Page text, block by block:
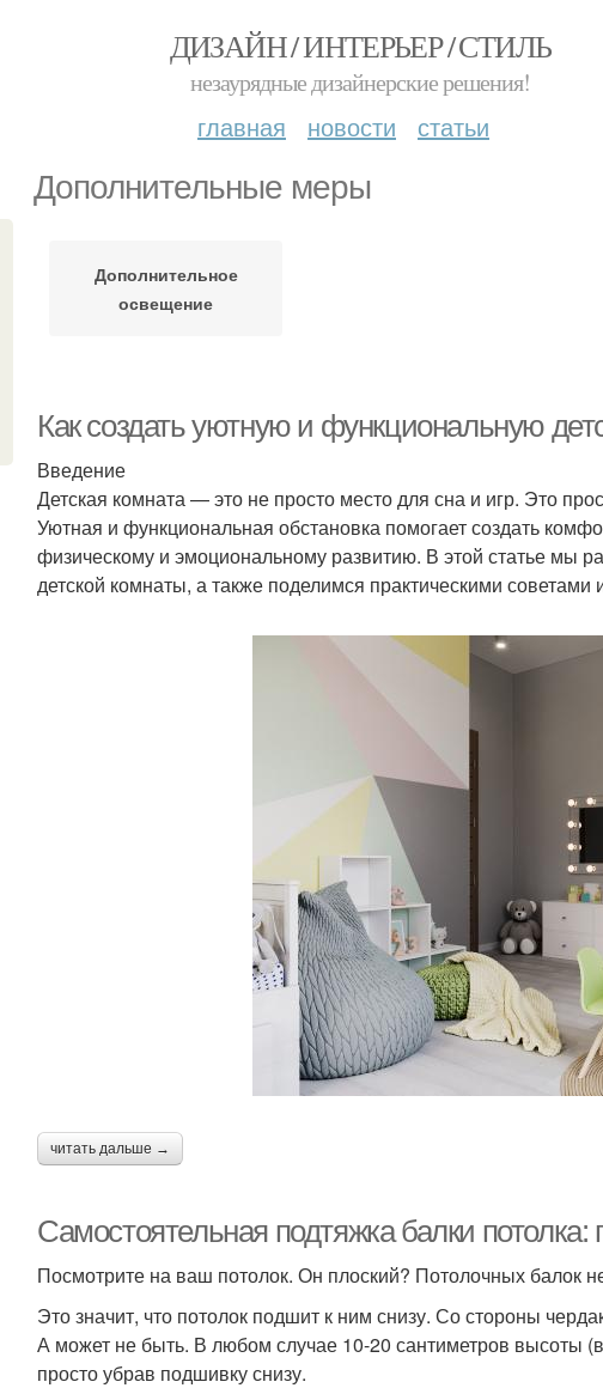
ДИЗАЙН / ИНТЕРЬЕР / СТИЛЬ
незаурядные дизайнерские решения!
главная новости статьи
Дополнительные меры
Дополнительное
освещение
Как создать уютную и функциональную
Введение
Детская комната — это не просто место для сна и игр. Это
Уютная и функциональная обстановка помогает создать
физическому и эмоциональному развитию. В этой статье мы
детской комнаты, а также поделимся практическими
читать дальше →
Самостоятельная подтяжка балки
Посмотрите на ваш потолок. Он плоский? Потолочных балок
Это значит, что потолок подшит к ним снизу. Со стороны
А может не быть. В любом случае 10-20 сантиметров высоты
просто убрав подшивку снизу.